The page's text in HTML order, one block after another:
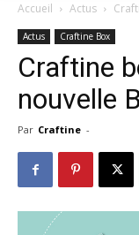
Accueil Actus
Actus Craftine Box
Craftine
nouvelle
Par Craftine -